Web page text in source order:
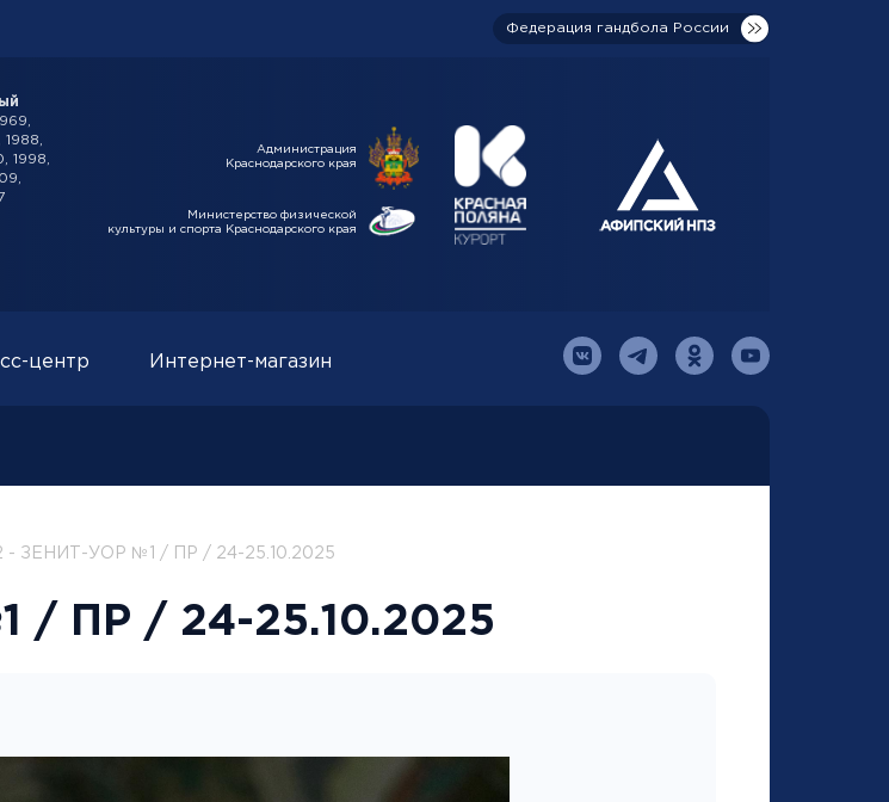
Федерация гандбола России
1988,
1998,
Администрация
Краснодарского края
Министерство физической
культуры и спорта Краснодарского края
центр Интернет-магазин
- ЗЕНИТ-УОР №1 / ПР / 24-25.10.2025
/ ПР / 24-25.10.2025